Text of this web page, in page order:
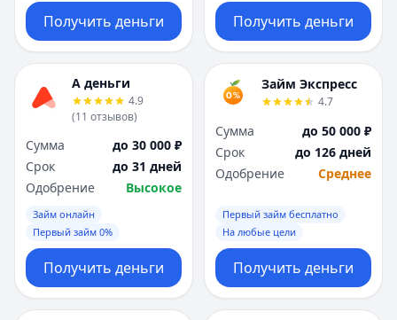
Получить деньги Получить деньги
А деньги
4.9
(11 отзывов)
Сумма
до 30 000 ₽
Срок
до 31 дней
Одобрение
Высокое
Займ онлайн
Первый займ 0%
Получить деньги
Займ Экспресс
4.7
Сумма
до 50 000 ₽
Срок
до 126 дней
Одобрение
Среднее
Первый займ бесплатно
На любые цели
Получить деньги